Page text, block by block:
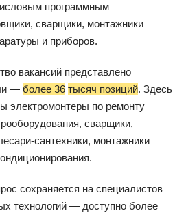
программным
сварщики, монтажники
и приборов.
вакансий представлено
— более 36 тысяч позиций. Здесь
электромонтеры по ремонту
сварщики,
сантехники, монтажники
сохраняется на специалистов
технологий — доступно более